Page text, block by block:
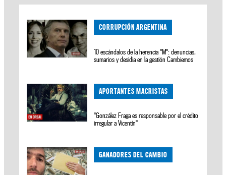
CORRUPCIÓN ARGENTINA
10 escándalos de la herencia "M": denuncias,
sumarios y desidia en la gestión Cambiemos
APORTANTES MACRISTAS
"González Fraga es responsable por el crédito
irregular a Vicentín"
GANADORES DEL CAMBIO